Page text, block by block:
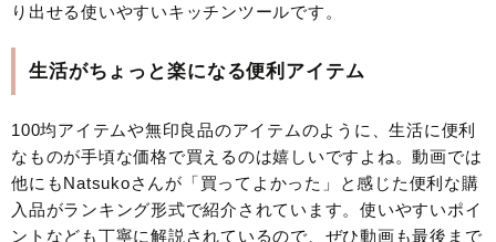
り出せる使いやすいキッチンツールです。
生活がちょっと楽になる便利アイテム
100均アイテムや無印良品のアイテムのように、生活に便利
なものが手頃な価格で買えるのは嬉しいですよね。動画では
他にもNatsukoさんが「買ってよかった」と感じた便利な購
入品がランキング形式で紹介されています。使いやすいポイ
ントなども丁寧に解説されているので、ぜひ動画も最後まで